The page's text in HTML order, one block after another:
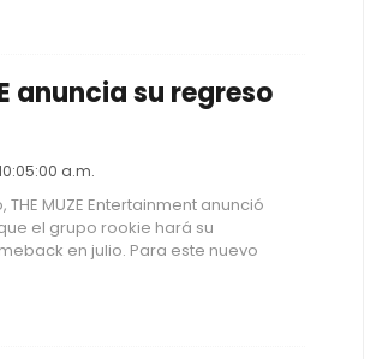
anuncia su regreso
a.m.
THE MUZE Entertainment anunció
el grupo rookie hará su
en julio. Para este nuevo